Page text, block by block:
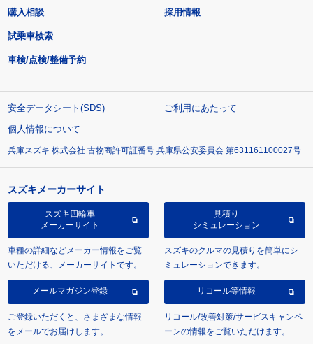
購入相談
試乗車検索
車検/点検/整備予約
採用情報
安全データシート(SDS)
ご利用にあたって
個人情報について
兵庫スズキ 株式会社 古物商許可証番号 兵庫県公安委員会 第631161100027号
スズキメーカーサイト
スズキ四輪車
メーカーサイト
車種の詳細などメーカー情報をご覧
いただける、メーカーサイトです。
見積り
シミュレーション
スズキのクルマの見積りを簡単にシ
ミュレーションできます。
メールマガジン登録
ご登録いただくと、さまざまな情報
をメールでお届けします。
リコール等情報
リコール/改善対策/サービスキャンペ
ーンの情報をご覧いただけます。